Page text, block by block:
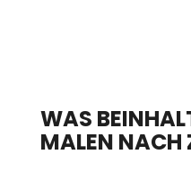
WAS
MALEN NACH